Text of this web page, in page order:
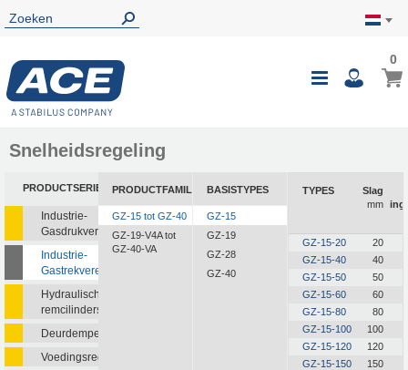
Toggle
00
Snelheidsregeling
PRODUCTSERIE
Industrie-
Gasdrukveren
Industrie-
Gastrekveren
Hydraulische
remcilinders
Deurdempers
Voedingsregelaars
PRODUCTFAMILIE
GZ-15 tot GZ-40
GZ-19-V4A tot
GZ-40-VA
BASISTYPES
GZ-15
GZ-19
GZ-28
GZ-40
TYPES
Slag
mm
GZ-15-20
20
GZ-15-40
40
GZ-15-50
50
GZ-15-60
60
GZ-15-80
80
GZ-15-100
100
GZ-15-120
120
GZ-15-150
150